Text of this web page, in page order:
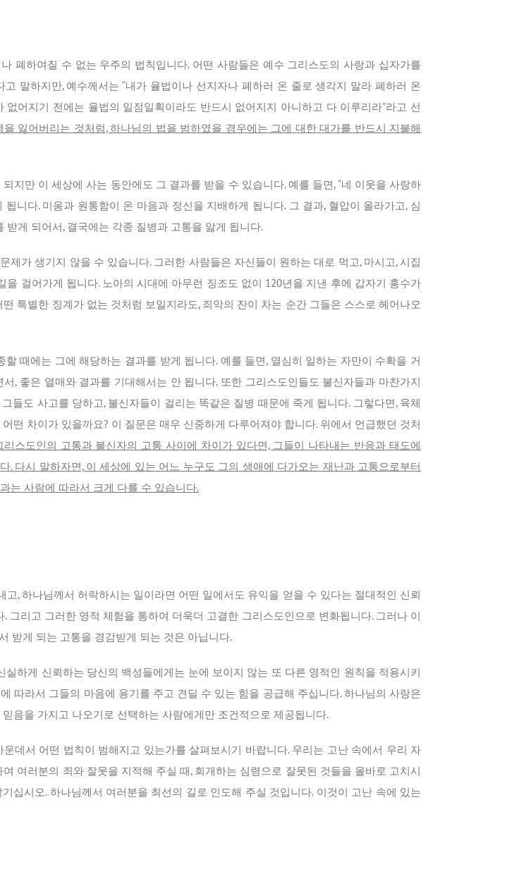
폐하여질 수 없는 우주의 법칙입니다. 어떤 사람들은 예수 그리스도의 사랑과 십자가를
말하지만, 예수께서는 “내가 율법이나 선지자나 폐하러 온 줄로 생각지 말라 폐하러 온
어지기 전에는 율법의 일점일획이라도 반드시 없어지지 아니하고 다 이루리라”라고 선
잃어버리는 것처럼, 하나님의 법을 범하였을 경우에는 그에 대한 대가를 반드시 지불해
만 이 세상에 사는 동안에도 그 결과를 받을 수 있습니다. 예를 들면, “네 이웃을 사랑하
니다. 미움과 원통함이 온 마음과 정신을 지배하게 됩니다. 그 결과, 혈압이 올라가고, 심
게 되어서, 결국에는 각종 질병과 고통을 앓게 됩니다.
가 생기지 않을 수 있습니다. 그러한 사람들은 자신들이 원하는 대로 먹고, 마시고, 시집
걸어가게 됩니다. 노아의 시대에 아무런 징조도 없이 120년을 지낸 후에 갑자기 홍수가
특별한 징계가 없는 것처럼 보일지라도, 죄악의 잔이 차는 순간 그들은 스스로 헤어나오
때에는 그에 해당하는 결과를 받게 됩니다. 예를 들면, 열심히 일하는 자만이 수확을 거
, 좋은 열매와 결과를 기대해서는 안 됩니다. 또한 그리스도인들도 불신자들과 마찬가지
들도 사고를 당하고, 불신자들이 걸리는 똑같은 질병 때문에 죽게 됩니다. 그렇다면, 육체
떤 차이가 있을까요? 이 질문은 매우 신중하게 다루어져야 합니다. 위에서 언급했던 것처
스도인의 고통과 불신자의 고통 사이에 차이가 있다면, 그들이 나타내는 반응과 태도에
다시 말하자면, 이 세상에 있는 어느 누구도 그의 생애에 다가오는 재난과 고통으로부터
는 사람에 따라서 크게 다를 수 있습니다.
, 하나님께서 허락하시는 일이라면 어떤 일에서도 유익을 얻을 수 있다는 절대적인 신뢰
리고 그러한 영적 체험을 통하여 더욱더 고결한 그리스도인으로 변화됩니다. 그러나 이
받게 되는 고통을 경감받게 되는 것은 아닙니다.
하게 신뢰하는 당신의 백성들에게는 눈에 보이지 않는 또 다른 영적인 원칙을 적용시키
따라서 그들의 마음에 용기를 주고 견딜 수 있는 힘을 공급해 주십니다. 하나님의 사랑은
음을 가지고 나오기로 선택하는 사람에게만 조건적으로 제공됩니다.
데서 어떤 법칙이 범해지고 있는가를 살펴보시기 바랍니다. 우리는 고난 속에서 우리 자
여러분의 죄와 잘못을 지적해 주실 때, 회개하는 심령으로 잘못된 것들을 올바로 고치시
십시오. 하나님께서 여러분을 최선의 길로 인도해 주실 것입니다. 이것이 고난 속에 있는